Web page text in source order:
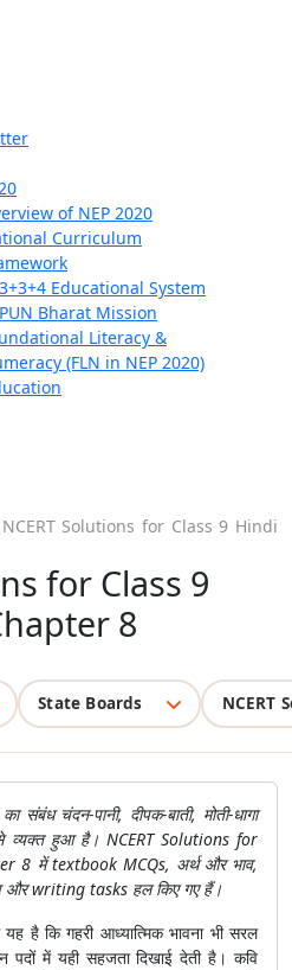
of NEP 2020
Curriculum
Educational System
Bharat Mission
Literacy &
(FLN in NEP 2020)
NCERT Solutions for Class 9 Hindi
for Class 9
8
State Boards NCERT
चंदन-पानी, दीपक-बाती, मोती-धागा
व्यक्त हुआ है। NCERT Solutions for
8 में textbook MCQs, अर्थ और भाव,
और writing tasks हल किए गए हैं।
है कि गहरी आध्यात्मिक भावना भी सरल
पदों में यही सहजता दिखाई देती है। कवि